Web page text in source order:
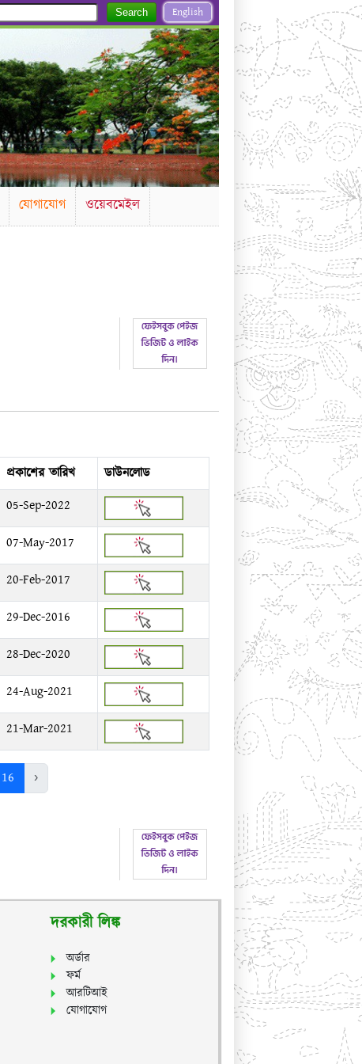
English
Search
যোগাযোগ ওয়েবমেইল
প্রকাশের তারিখ
ডাউনলোড
05-Sep-2022
07-May-2017
20-Feb-2017
29-Dec-2016
28-Dec-2020
24-Aug-2021
21-Mar-2021
16 ›
দরকারী লিঙ্ক
অর্ডার
ফর্ম
আরটিআই
যোগাযোগ